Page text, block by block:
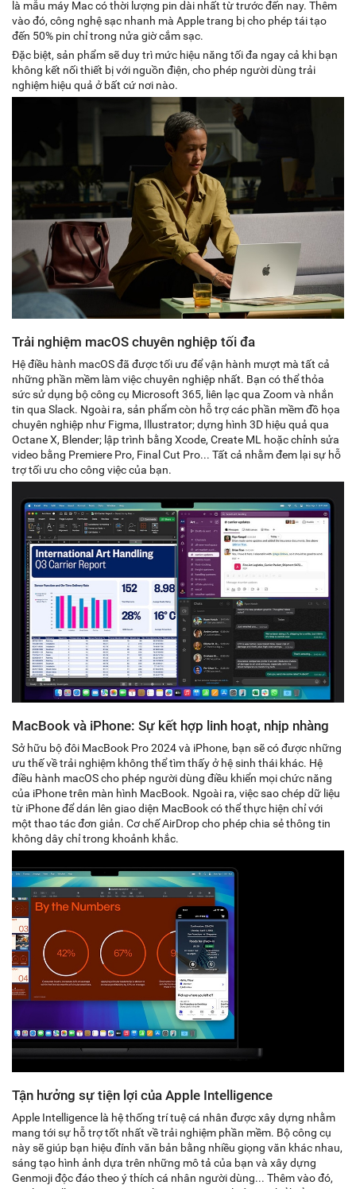
là mẫu máy Mac có thời lượng pin dài nhất từ trước đến nay. Thêm
vào đó, công nghệ sạc nhanh mà Apple trang bị cho phép tái tạo
đến 50% pin chỉ trong nửa giờ cắm sạc.
Đặc biệt, sản phẩm sẽ duy trì mức hiệu năng tối đa ngay cả khi bạn
không kết nối thiết bị với nguồn điện, cho phép người dùng trải
nghiệm hiệu quả ở bất cứ nơi nào.
Trải nghiệm macOS chuyên nghiệp tối đa
Hệ điều hành macOS đã được tối ưu để vận hành mượt mà tất cả
những phần mềm làm việc chuyên nghiệp nhất. Bạn có thể thỏa
sức sử dụng bộ công cụ Microsoft 365, liên lạc qua Zoom và nhắn
tin qua Slack. Ngoài ra, sản phẩm còn hỗ trợ các phần mềm đồ họa
chuyên nghiệp như Figma, Illustrator; dựng hình 3D hiệu quả qua
Octane X, Blender; lập trình bằng Xcode, Create ML hoặc chỉnh sửa
video bằng Premiere Pro, Final Cut Pro... Tất cả nhằm đem lại sự hỗ
trợ tối ưu cho công việc của bạn.
MacBook và iPhone: Sự kết hợp linh hoạt, nhịp nhàng
Sở hữu bộ đôi MacBook Pro 2024 và iPhone, bạn sẽ có được những
ưu thế về trải nghiệm không thể tìm thấy ở hệ sinh thái khác. Hệ
điều hành macOS cho phép người dùng điều khiển mọi chức năng
của iPhone trên màn hình MacBook. Ngoài ra, việc sao chép dữ liệu
từ iPhone để dán lên giao diện MacBook có thể thực hiện chỉ với
một thao tác đơn giản. Cơ chế AirDrop cho phép chia sẻ thông tin
không dây chỉ trong khoảnh khắc.
Tận hưởng sự tiện lợi của Apple Intelligence
Apple Intelligence là hệ thống trí tuệ cá nhân được xây dựng nhằm
mang tới sự hỗ trợ tốt nhất về trải nghiệm phần mềm. Bộ công cụ
này sẽ giúp bạn hiệu đính văn bản bằng nhiều giọng văn khác nhau,
sáng tạo hình ảnh dựa trên những mô tả của bạn và xây dựng
Genmoji độc đáo theo ý thích cá nhân người dùng... Thêm vào đó,